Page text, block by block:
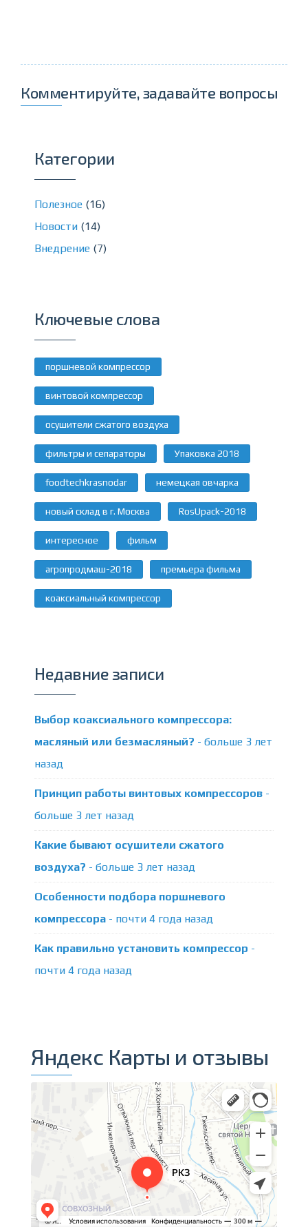
Комментируйте, задавайте вопросы
Категории
Полезное (16)
Новости (14)
Внедрение (7)
Ключевые слова
поршневой компрессор
винтовой компрессор
осушители сжатого воздуха
фильтры и сепараторы Упаковка 2018
foodtechkrasnodar немецкая овчарка
новый склад в г. Москва RosUpack-2018
интересное фильм
агропродмаш-2018 премьера фильма
коаксиальный компрессор
Недавние записи
Выбор коаксиального компрессора:
масляный или безмасляный? - больше 3 лет
назад
Принцип работы винтовых компрессоров -
больше 3 лет назад
Какие бывают осушители сжатого
воздуха? - больше 3 лет назад
Особенности подбора поршневого
компрессора - почти 4 года назад
Как правильно установить компрессор -
почти 4 года назад
Яндекс Карты и отзывы